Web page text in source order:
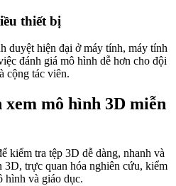
thiết bị
duyệt hiện đại ở máy tính, máy tính
đánh giá mô hình dễ hơn cho đội
cộng tác viên.
mô hình 3D miễn
kiểm tra tệp 3D dễ dàng, nhanh và
3D, trực quan hóa nghiên cứu, kiểm
hình và giáo dục.